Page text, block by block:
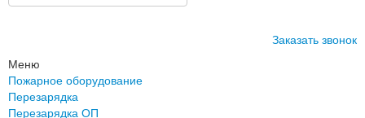
Заказать звонок
Меню
Пожарное оборудование
Перезарядка
Перезарядка ОП